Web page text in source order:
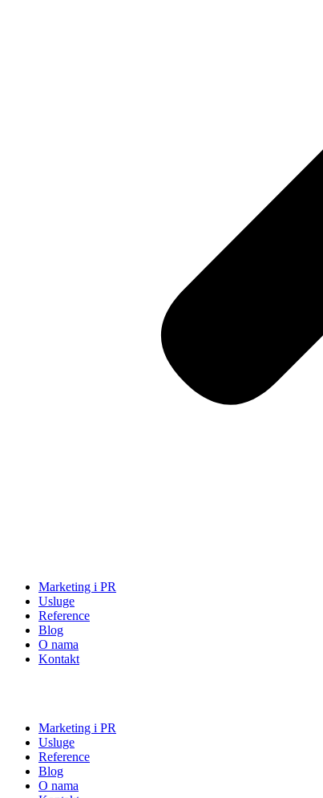
Marketing i PR
Usluge
Reference
Blog
O nama
Kontakt
Marketing i PR
Usluge
Reference
Blog
O nama